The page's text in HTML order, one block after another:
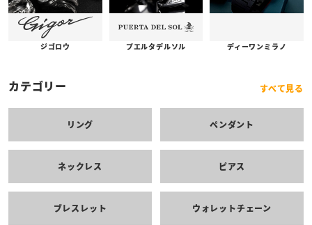
ジゴロウ プエルタデルソル ディーワンミラノ
カテゴリー すべて見る
リング ペンダント
ネックレス ピアス
ブレスレット ウォレットチェーン